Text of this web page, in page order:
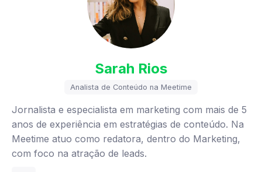
Sarah Rios
Analista de Conteúdo na Meetime
Jornalista e especialista em marketing com mais de 5
anos de experiência em estratégias de conteúdo. Na
Meetime atuo como redatora, dentro do Marketing,
com foco na atração de leads.